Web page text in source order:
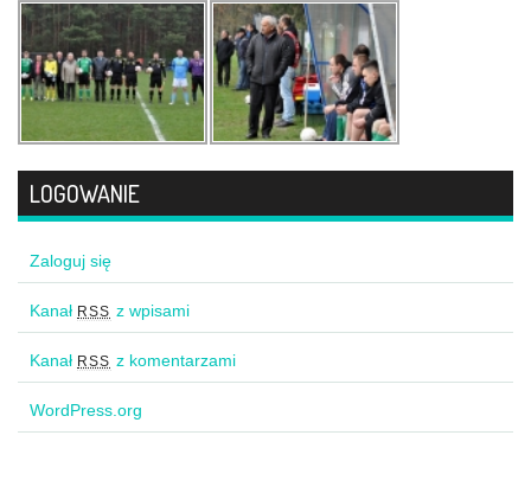
LOGOWANIE
Zaloguj się
Kanał RSS z wpisami
Kanał RSS z komentarzami
WordPress.org